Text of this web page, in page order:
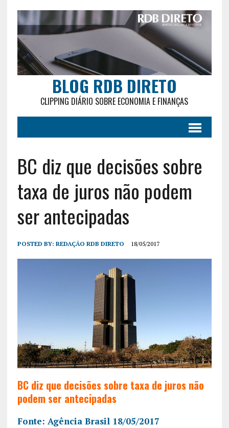
BLOG RDB DIRETO
CLIPPING DIÁRIO SOBRE ECONOMIA E FINANÇAS
BC diz que decisões sobre
taxa de juros não podem
ser antecipadas
POSTED BY: REDAÇÃO RDB DIRETO 18/05/2017
BC diz que decisões sobre taxa de juros não
podem ser antecipadas
Fonte: Agência Brasil 18/05/2017